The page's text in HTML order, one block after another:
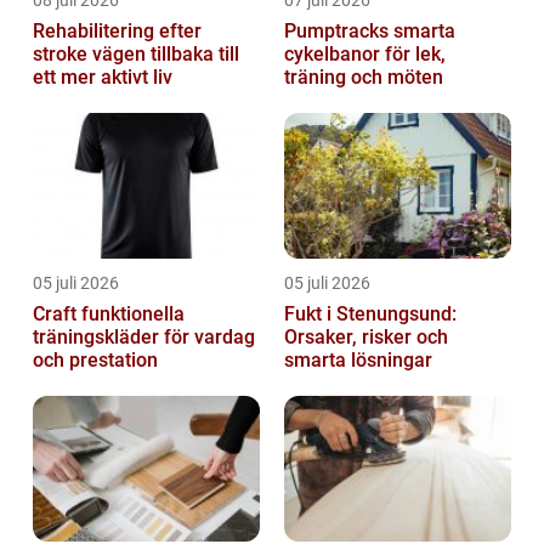
Rehabilitering efter
stroke vägen tillbaka till
ett mer aktivt liv
Pumptracks smarta
cykelbanor för lek,
träning och möten
05 juli 2026
Craft funktionella
träningskläder för vardag
och prestation
05 juli 2026
Fukt i Stenungsund:
Orsaker, risker och
smarta lösningar